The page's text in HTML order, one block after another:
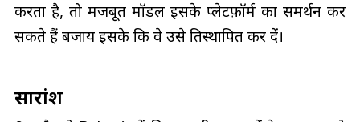
करता है, तो मजबूत मॉडल इसके प्लेटफ़ॉर्म का समर्थन कर
सकते हैं बजाय इसके कि वे उसे प्रतिस्थापित कर दें।
सारांश